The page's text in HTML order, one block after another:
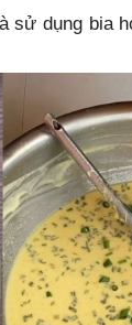
sử dụng bia